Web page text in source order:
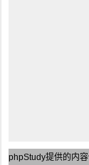
phpStudy提供的内